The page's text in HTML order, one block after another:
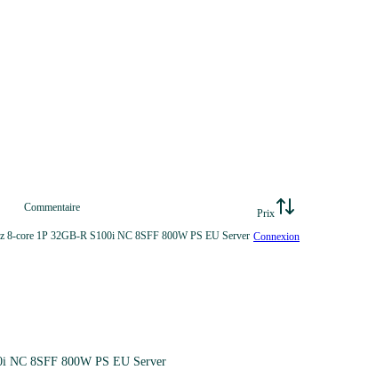
Commentaire Prix
8-core 1P 32GB-R S100i NC 8SFF 800W PS EU Server Connexion
NC 8SFF 800W PS EU Server